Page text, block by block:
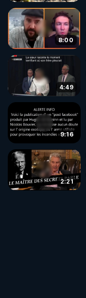
8:00
4:49
9:16
2:21